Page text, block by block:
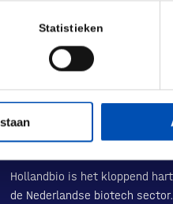
Statistieken
Hollandbio is het kloppend
de Nederlandse biotech